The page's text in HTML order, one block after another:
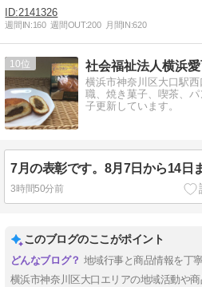
2141326
週間IN:160 週間OUT:200 月間IN:620
10 社会福祉法人横浜
横浜市神奈川区大口駅
職、焼き菓子、喫茶、
子更新しています。
3時間50分前
このブログのここがポイント
地域行事と商品情報を丁
横浜市神奈川区大口エリアの地域活動や